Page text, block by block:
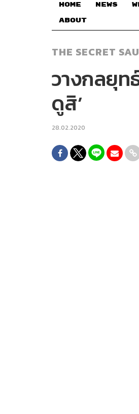
HOME NEWS
ABOUT
THE SECRET
วางกลยุท
ดูสิ’
28.02.2020